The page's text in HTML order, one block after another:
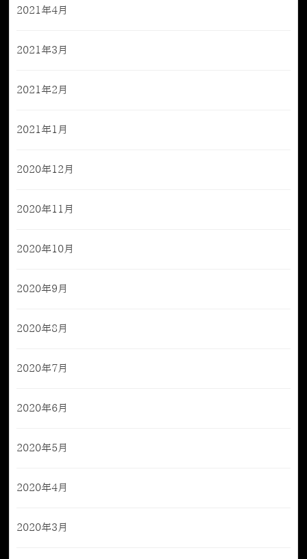
2021年4月
2021年3月
2021年2月
2021年1月
2020年12月
2020年11月
2020年10月
2020年9月
2020年8月
2020年7月
2020年6月
2020年5月
2020年4月
2020年3月